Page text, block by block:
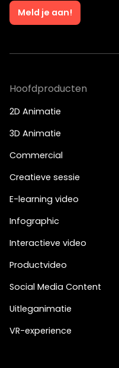
Meld je aan!
Hoofdproducten
2D Animatie
3D Animatie
Commercial
Creatieve sessie
E-learning video
Infographic
Interactieve video
Productvideo
Social Media Content
Uitleganimatie
VR-experience